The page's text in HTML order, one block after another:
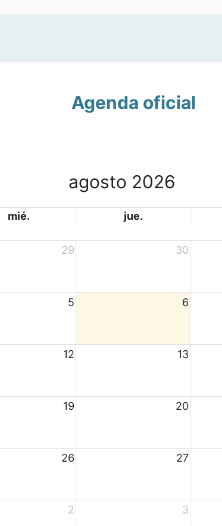
Agenda oficial
agosto 2026
mié. jue.
29 30
5 6
12 13
19 20
26 27
2 3